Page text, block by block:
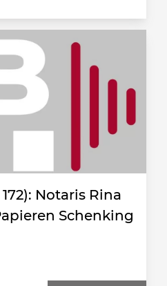
Notaris Rina
Schenking